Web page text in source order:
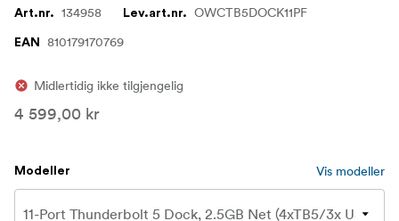
Art.nr. 134958 Lev.art.nr. OWCTB5DOCK11PF
EAN 810179170769
Midlertidig ikke tilgjengelig
4 599,00 kr
Modeller Vis modeller